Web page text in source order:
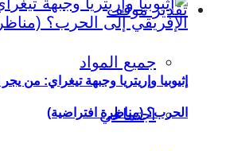
تقدير موقف
جميع المواد
اجتماعي
إثيوبيا وإريتريا وجبهة تيغراي: من
الحرب؟ (مناظرة افتراضية)